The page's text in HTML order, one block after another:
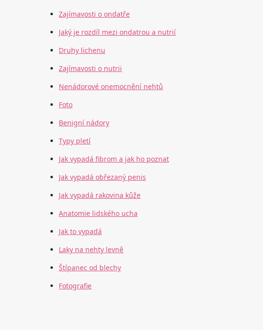
Zajímavosti o ondatře
Jaký je rozdíl mezi ondatrou a nutrií
Druhy lichenu
Zajímavosti o nutrii
Nenádorové onemocnění nehtů
Foto
Benigní nádory
Typy pletí
Jak vypadá fibrom a jak ho poznat
Jak vypadá obřezaný penis
Jak vypadá rakovina kůže
Anatomie lidského ucha
Jak to vypadá
Laky na nehty levně
Štípanec od blechy
Fotografie